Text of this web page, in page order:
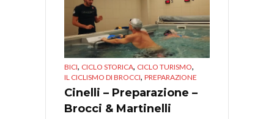
BICI, CICLO STORICA, CICLO TURISMO,
IL CICLISMO DI BROCCI, PREPARAZIONE
Cinelli – Preparazione –
Brocci & Martinelli